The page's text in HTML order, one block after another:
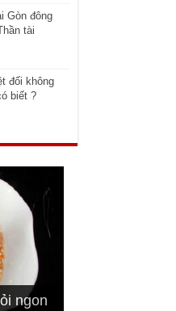
Gòn đông
tài
đối không
biết ?
ngon
ngon
tấm